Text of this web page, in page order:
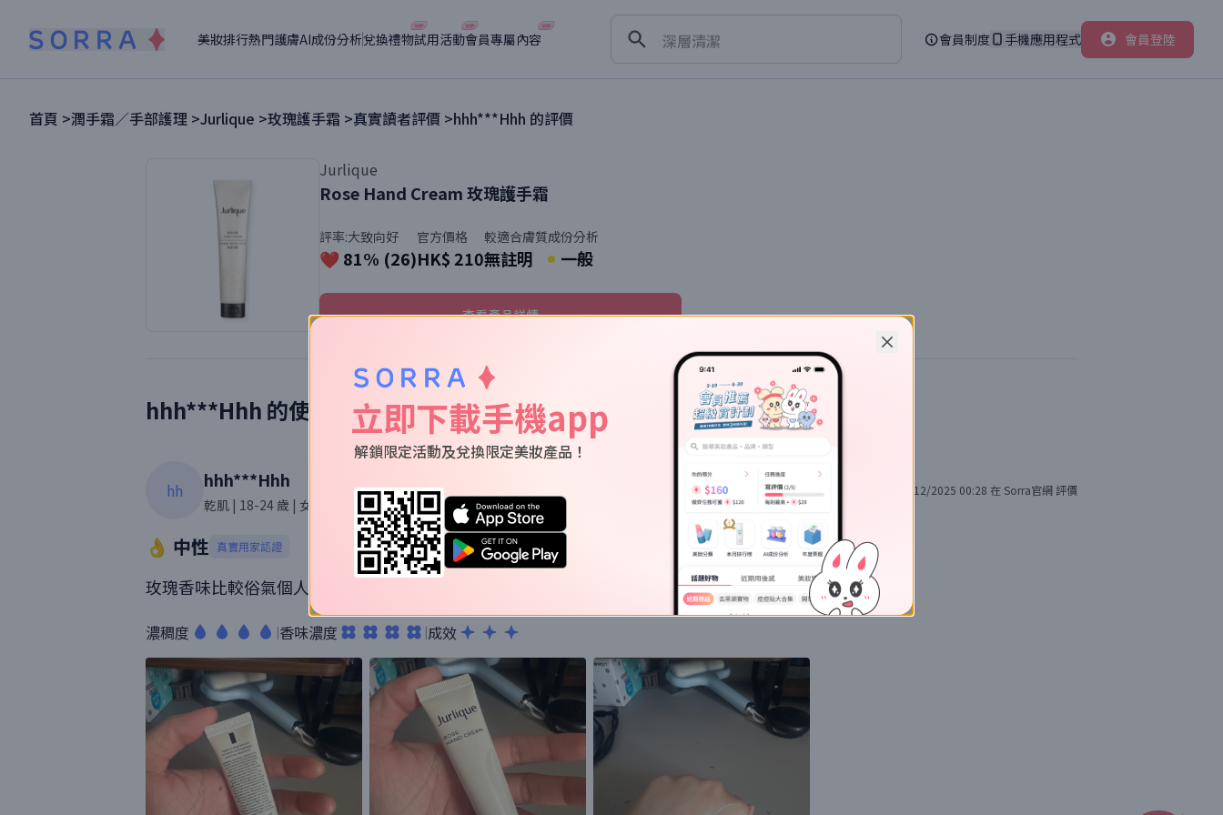
美妝排行熱門護膚AI成份分析兌換禮物試用活動會員專屬內容
深層清潔
會員制度 手機應用程式 會員登陸
首頁 >潤手霜／手部護理 >Jurlique >玫瑰護手霜 >真實讀者評價 >hhh***Hhh 的評價
Jurlique
Rose Hand Cream玫瑰護手霜
評率:大致向好
❤️ 81% (26)
官方價格
HK$ 210
較適合膚質
無註明
成份分析
一般
查看產品詳情
hhh***Hhh 的使用評價
hh hhh***Hhh
乾肌 | 18-24 歲 | 女性 | 20則評價
19/12/2025 00:28 在Sorra官網評價
👌 中性 真實用家認證
玫瑰香味比較俗氣個人還好呢隻味，保濕度適中，作為一支hand cream不過不失
濃稠度 |香味濃度 |成效
立即下載手機app
解鎖限定活動及兌換限定美妝產品！